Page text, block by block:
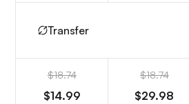
Transfer
$18.74
$14.99
$18.74
$29.98